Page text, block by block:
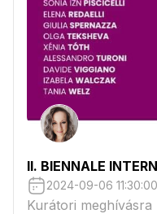
II.
2024-09-06 11:30:00
Kurátori